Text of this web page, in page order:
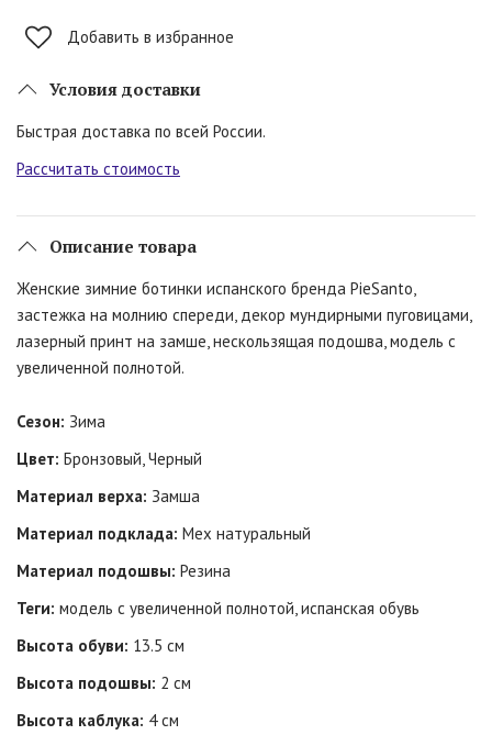
Добавить в избранное
Условия доставки
Быстрая доставка по всей России.
Рассчитать стоимость
Описание товара
Женские зимние ботинки испанского бренда PieSanto,
застежка на молнию спереди, декор мундирными пуговицами,
лазерный принт на замше, нескользящая подошва, модель с
увеличенной полнотой.
Сезон: Зима
Цвет: Бронзовый, Черный
Материал верха: Замша
Материал подклада: Мех натуральный
Материал подошвы: Резина
Теги: модель с увеличенной полнотой, испанская обувь
Высота обуви: 13.5 см
Высота подошвы: 2 см
Высота каблука: 4 см